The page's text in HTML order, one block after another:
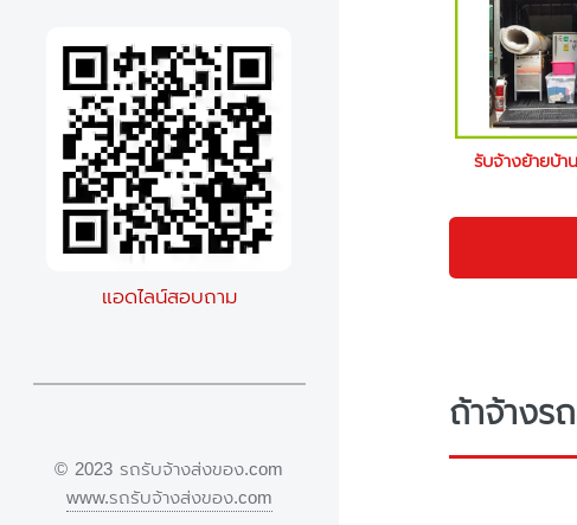
รับจ้างย้ายบ้
ถ้าจ้างร
แอดไลน์สอบถาม
© 2023 รถรับจ้างส่งของ.com
www.รถรับจ้างส่งของ.com